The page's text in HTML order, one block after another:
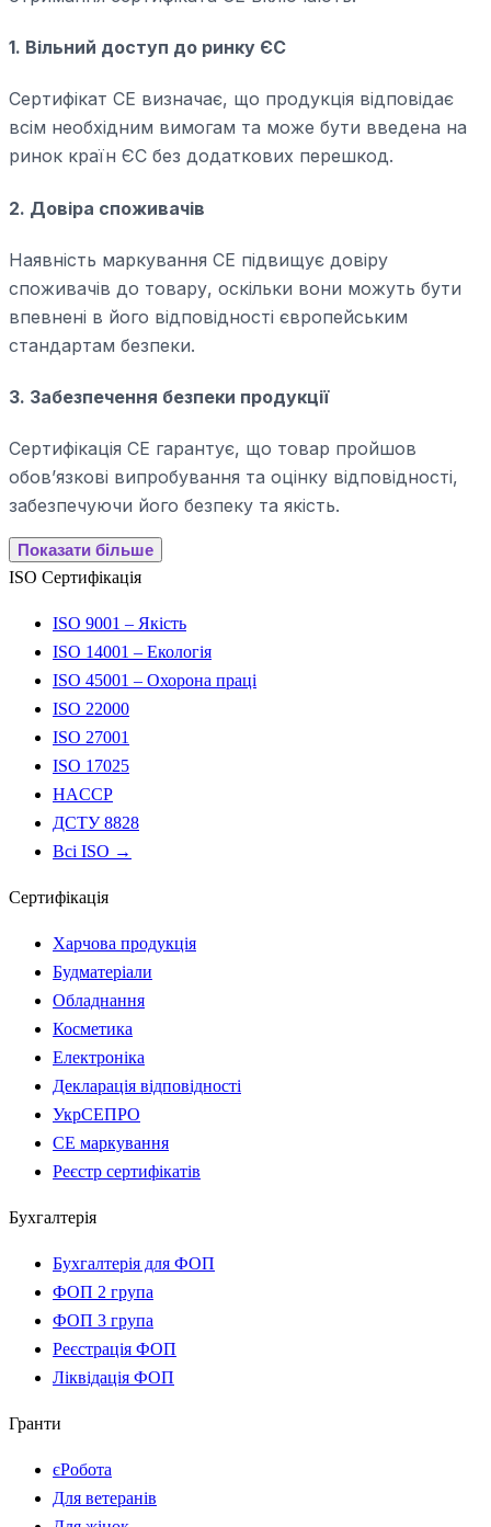
1. Вільний доступ до ринку ЄС
Сертифікат СЕ визначає, що продукція відповідає
всім необхідним вимогам та може бути введена на
ринок країн ЄС без додаткових перешкод.
2. Довіра споживачів
Наявність маркування СЕ підвищує довіру
споживачів до товару, оскільки вони можуть бути
впевнені в його відповідності європейським
стандартам безпеки.
3. Забезпечення безпеки продукції
Сертифікація СЕ гарантує, що товар пройшов
обов’язкові випробування та оцінку відповідності,
забезпечуючи його безпеку та якість.
Показати більше
ISO Сертифікація
ISO 9001 – Якість
ISO 14001 – Екологія
ISO 45001 – Охорона праці
ISO 22000
ISO 27001
ISO 17025
HACCP
ДСТУ 8828
Всі ISO →
Сертифікація
Харчова продукція
Будматеріали
Обладнання
Косметика
Електроніка
Декларація відповідності
УкрСЕПРО
CE маркування
Реєстр сертифікатів
Бухгалтерія
Бухгалтерія для ФОП
ФОП 2 група
ФОП 3 група
Реєстрація ФОП
Ліквідація ФОП
Гранти
єРобота
Для ветеранів